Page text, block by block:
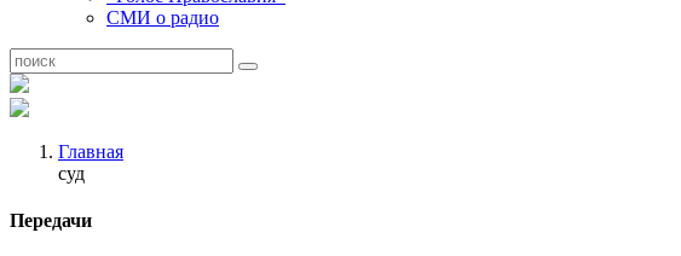
СМИ о радио
Главная
суд
Передачи